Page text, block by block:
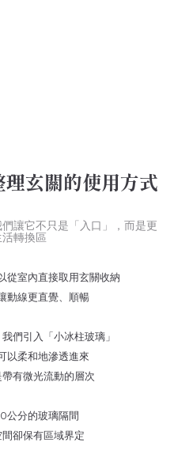
玄關的使用方式
讓它不只是「入口」，而是更
轉換區
從室內直接取用玄關收納
動線更直覺、順暢
們引入「小冰柱玻璃」
以柔和地滲透進來
有微光流動的層次
公分的玻璃隔間
卻保有區域界定